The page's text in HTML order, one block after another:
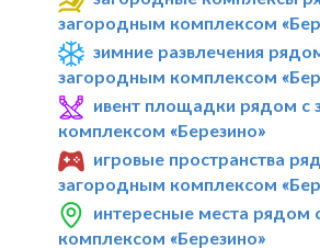
загородным комплексом
зимние развлечения
загородным комплексом
ивент площадки рядом с
комплексом «Березино»
игровые пространства
загородным комплексом
интересные места рядом
комплексом «Березино»